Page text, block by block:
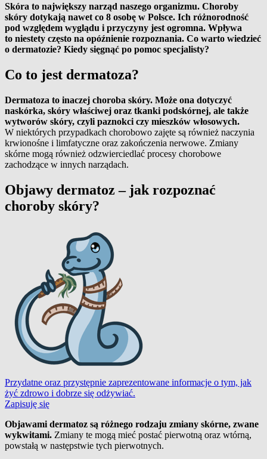
Skóra to największy narząd naszego organizmu. Choroby
skóry dotykają nawet co 8 osobę w Polsce. Ich różnorodność
pod względem wyglądu i przyczyny jest ogromna. Wpływa
to niestety często na opóźnienie rozpoznania. Co warto wiedzieć
o dermatozie? Kiedy sięgnąć po pomoc specjalisty?
Co to jest dermatoza?
Dermatoza to inaczej choroba skóry. Może ona dotyczyć
naskórka, skóry właściwej oraz tkanki podskórnej, ale także
wytworów skóry, czyli paznokci czy mieszków włosowych.
W niektórych przypadkach chorobowo zajęte są również naczynia
krwionośne i limfatyczne oraz zakończenia nerwowe. Zmiany
skórne mogą również odzwierciedlać procesy chorobowe
zachodzące w innych narządach.
Objawy dermatoz – jak rozpoznać
choroby skóry?
Przydatne oraz przystępnie zaprezentowane informacje o tym, jak
żyć zdrowo i dobrze się odżywiać.
Zapisuję się
Objawami dermatoz są różnego rodzaju zmiany skórne, zwane
wykwitami. Zmiany te mogą mieć postać pierwotną oraz wtórną,
powstałą w następstwie tych pierwotnych.